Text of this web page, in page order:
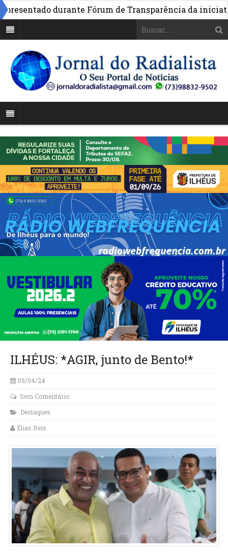
durante Fórum de Transparência da iniciativa
ILHÉUS: *AGIR, junto de Bento!*
05/04/24
Sem Comentário
Destaques
Elias Reis